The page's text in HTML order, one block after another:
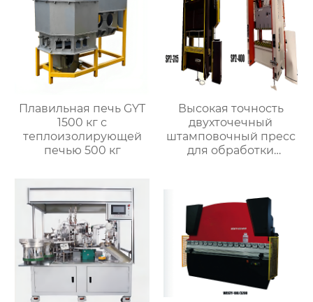
Плавильная печь GYT
1500 кг с
теплоизолирующей
печью 500 кг
Высокая точность
двухточечный
штамповочный пресс
для обработки